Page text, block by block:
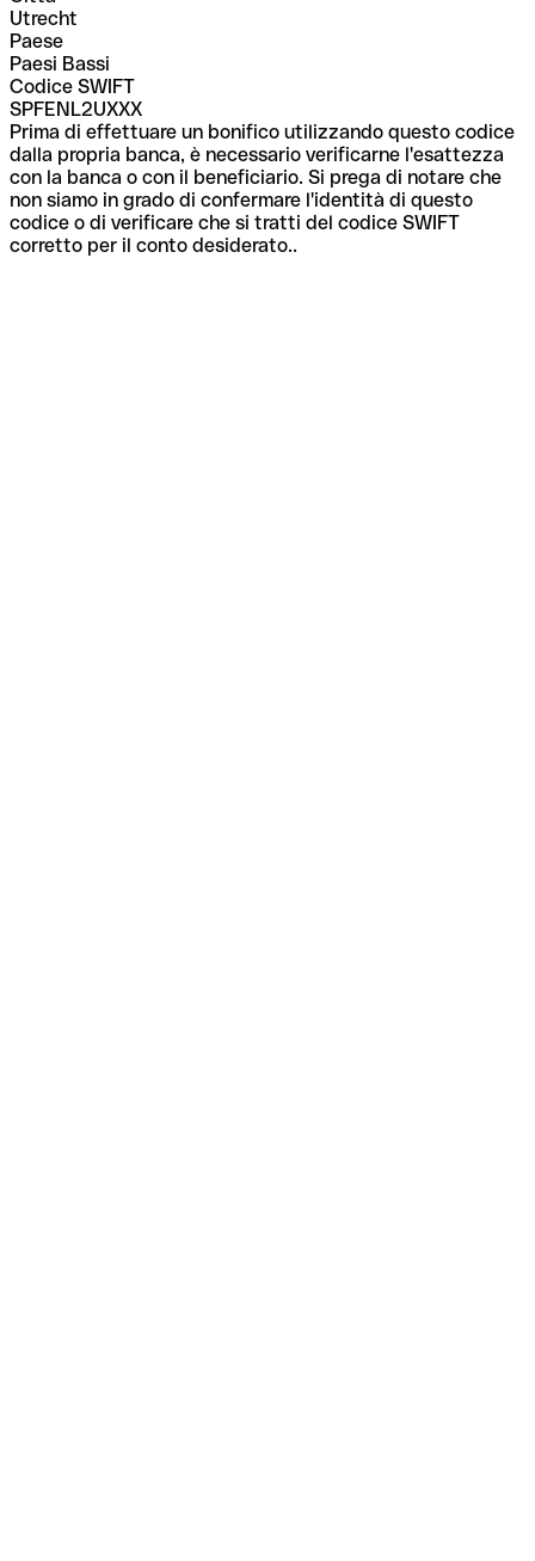
Utrecht
Paese
Paesi Bassi
Codice SWIFT
SPFENL2UXXX
Prima di effettuare un bonifico utilizzando questo codice
dalla propria banca, è necessario verificarne l'esattezza
con la banca o con il beneficiario. Si prega di notare che
non siamo in grado di confermare l'identità di questo
codice o di verificare che si tratti del codice SWIFT
corretto per il conto desiderato..